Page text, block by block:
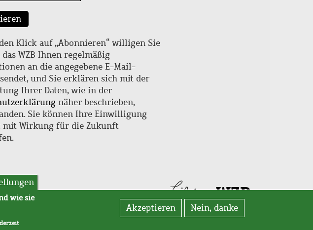
Klick auf „Abonnieren“ willigen Sie
das WZB Ihnen regelmäßig
an die angegebene E-Mail-
und Sie erklären sich mit der
Ihrer Daten, wie in der
näher beschrieben,
Sie können Ihre Einwilligung
mit Wirkung für die Zukunft
wie sie
Akzeptieren Nein, danke